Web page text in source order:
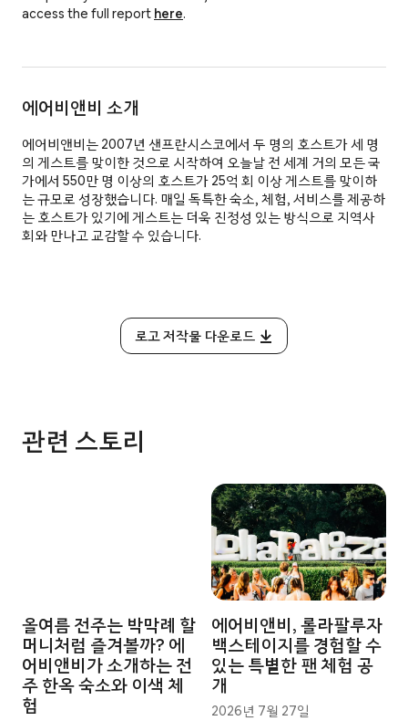
access the full report here.
에어비앤비 소개
에어비앤비는 2007년 샌프란시스코에서 두 명의 호스트가 세 명
의 게스트를 맞이한 것으로 시작하여 오늘날 전 세계 거의 모든 국
가에서 550만 명 이상의 호스트가 25억 회 이상 게스트를 맞이하
는 규모로 성장했습니다. 매일 독특한 숙소, 체험, 서비스를 제공하
는 호스트가 있기에 게스트는 더욱 진정성 있는 방식으로 지역사
회와 만나고 교감할 수 있습니다.
로고 저작물 다운로드
관련 스토리
올여름 전주는 박막례 할
머니처럼 즐겨볼까? 에
어비앤비가 소개하는 전
주 한옥 숙소와 이색 체
험
에어비앤비, 롤라팔루자
백스테이지를 경험할 수
있는 특별한 팬 체험 공
개
2026년 7월 27일